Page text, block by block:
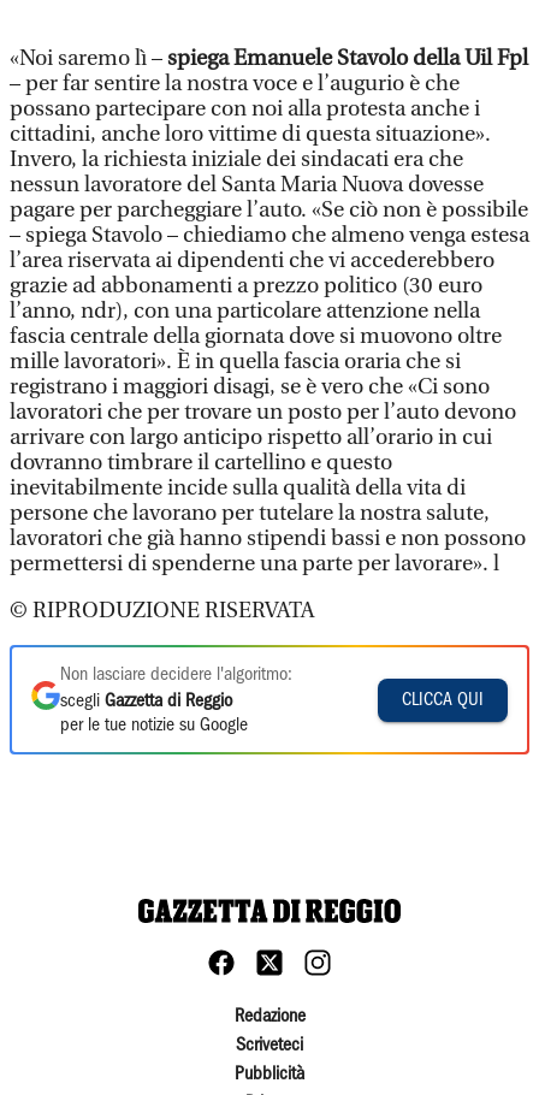
«Noi saremo lì –spiega Emanuele Stavolo della Uil Fpl
– per far sentire la nostra voce e l’augurio è che
possano partecipare con noi alla protesta anche i
cittadini, anche loro vittime di questa situazione».
Invero, la richiesta iniziale dei sindacati era che
nessun lavoratore del Santa Maria Nuova dovesse
pagare per parcheggiare l’auto. «Se ciò non è possibile
– spiega Stavolo – chiediamo che almeno venga estesa
l’area riservata ai dipendenti che vi accederebbero
grazie ad abbonamenti a prezzo politico (30 euro
l’anno, ndr), con una particolare attenzione nella
fascia centrale della giornata dove si muovono oltre
mille lavoratori». È in quella fascia oraria che si
registrano i maggiori disagi, se è vero che «Ci sono
lavoratori che per trovare un posto per l’auto devono
arrivare con largo anticipo rispetto all’orario in cui
dovranno timbrare il cartellino e questo
inevitabilmente incide sulla qualità della vita di
persone che lavorano per tutelare la nostra salute,
lavoratori che già hanno stipendi bassi e non possono
permettersi di spenderne una parte per lavorare». l
© RIPRODUZIONE RISERVATA
Non lasciare decidere l'algoritmo:
scegli Gazzetta di Reggio
per le tue notizie su Google
CLICCA QUI
Redazione
Scriveteci
Pubblicità